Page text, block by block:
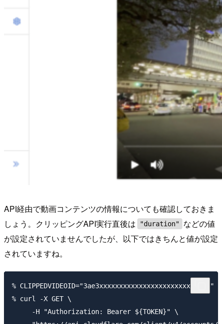
API経由で動画コンテンツの情報についても確認しておきま
しょう。クリッピングAPI実行直後は
"duration"
などの値
が設定されていませんでしたが、以下ではきちんと値が設定
されていますね。
% CLIPPEDVIDEOID="3ae3xxxxxxxxxxxxxxxxxxxxxxxxxxxx"
% curl -X GET \
     -H "Authorization: Bearer ${TOKEN}" \